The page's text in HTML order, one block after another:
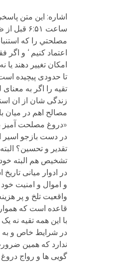
ﻣﺼﻠﺤﺘﻲ ﺭا ﻛﻪ
اﻋﺘﻤﺎﺩ ﻛﻨﻴﻢ ‘ و اﮔﺮ
تقیه را اگر به
زندگی شان از ان
مصالح اهم در میان
«دروغ مصلحت آمیز
در دست بازجو اسیر
تقدیر و تحسین؟
در ادوار میانی
و اموال و امنیت
واقعیت تلخ و پر
قاعده است که
با این همه تقیه نه
ندارد که همین
گویی ها و رواج